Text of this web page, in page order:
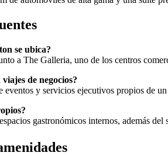
se ubica?
a The Galleria, uno de los centros
de negocios?
eventos y servicios ejecutivos propios de
gastronómicos internos, además